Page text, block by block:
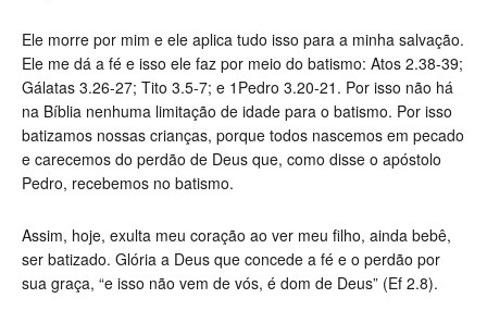
Ele morre por mim e ele aplica tudo isso para a minha salvação.
Ele me dá a fé e isso ele faz por meio do batismo: Atos 2.38-39;
Gálatas 3.26-27; Tito 3.5-7; e 1Pedro 3.20-21. Por isso não há
na Bíblia nenhuma limitação de idade para o batismo. Por isso
batizamos nossas crianças, porque todos nascemos em pecado
e carecemos do perdão de Deus que, como disse o apóstolo
Pedro, recebemos no batismo.
Assim, hoje, exulta meu coração ao ver meu filho, ainda bebê,
ser batizado. Glória a Deus que concede a fé e o perdão por
sua graça, “e isso não vem de vós, é dom de Deus” (Ef 2.8).